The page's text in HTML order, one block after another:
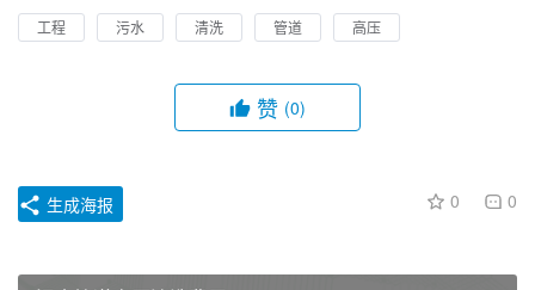
工程 污水 清洗 管道 高压
赞 (0)
0 0
生成海报